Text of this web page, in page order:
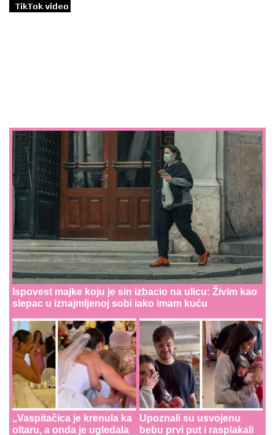
Ispovest majke koju je sin izbacio na ulicu: Živim kao
slepac u iznajmljenoj sobi iako imam kuću
„Vaspitačica je krenula ka
oltaru, a onda je ugledala
Upoznali su usvojenu
bebu prvi put i rasplakali